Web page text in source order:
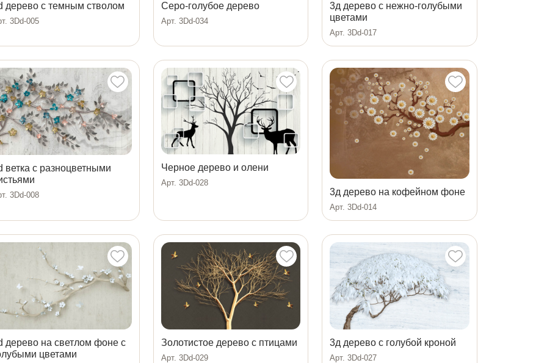
дерево с темным стволом
3Dd-005
Серо-голубое дерево
Арт. 3Dd-034
3д дерево с нежно-голубыми
цветами
Арт. 3Dd-017
ветка с разноцветными
3Dd-008
Черное дерево и олени
Арт. 3Dd-028
3д дерево на кофейном фоне
Арт. 3Dd-014
дерево на светлом фоне с
цветами
Золотистое дерево с птицами
Арт. 3Dd-029
3д дерево с голубой кроной
Арт. 3Dd-027